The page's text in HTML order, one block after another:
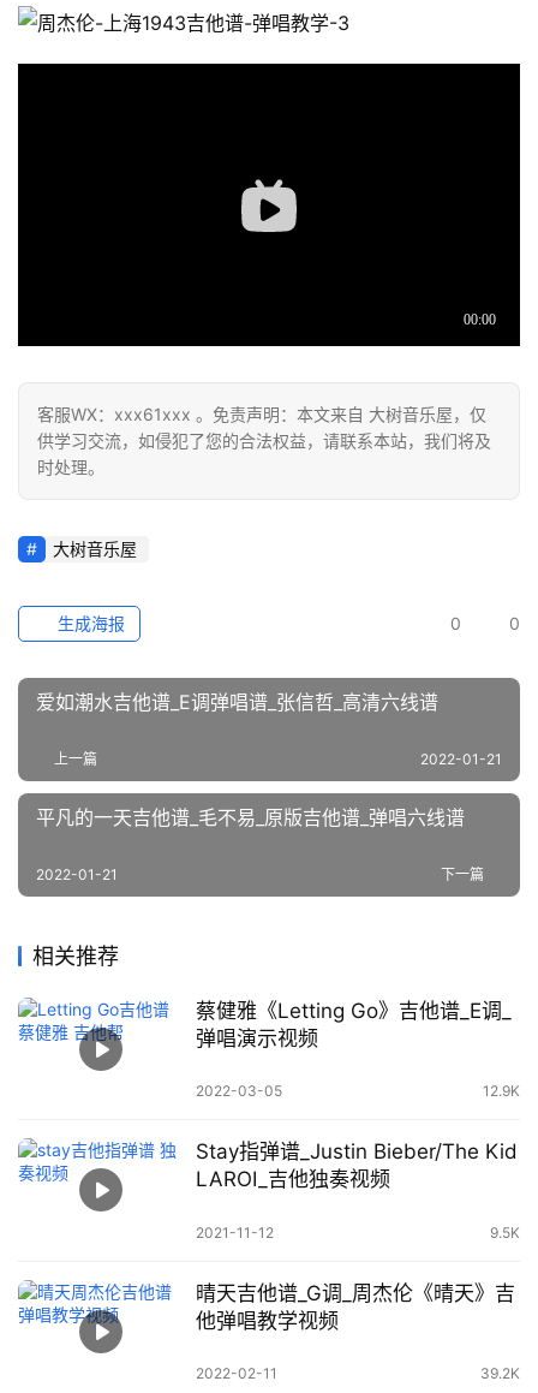
客服WX：xxx61xxx 。免责声明：本文来自 大树音乐屋，仅
供学习交流，如侵犯了您的合法权益，请联系本站，我们将及
时处理。
大树音乐屋
0 0
生成海报
爱如潮水吉他谱_E调弹唱谱_张信哲_高清六线谱
上一篇 2022-01-21
平凡的一天吉他谱_毛不易_原版吉他谱_弹唱六线谱
下一篇
2022-01-21
相关推荐
蔡健雅《Letting Go》吉他谱_E调_
弹唱演示视频
2022-03-05 12.9K
Stay指弹谱_Justin Bieber/The Kid
LAROI_吉他独奏视频
2021-11-12 9.5K
晴天吉他谱_G调_周杰伦《晴天》吉
他弹唱教学视频
2022-02-11 39.2K